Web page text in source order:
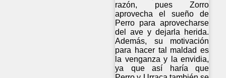
razón, pues Zorro
aprovecha el sueño de
Perro para aprovecharse
del ave y dejarla herida.
Además, su motivación
para hacer tal maldad es
la venganza y la envidia,
ya que así haría que